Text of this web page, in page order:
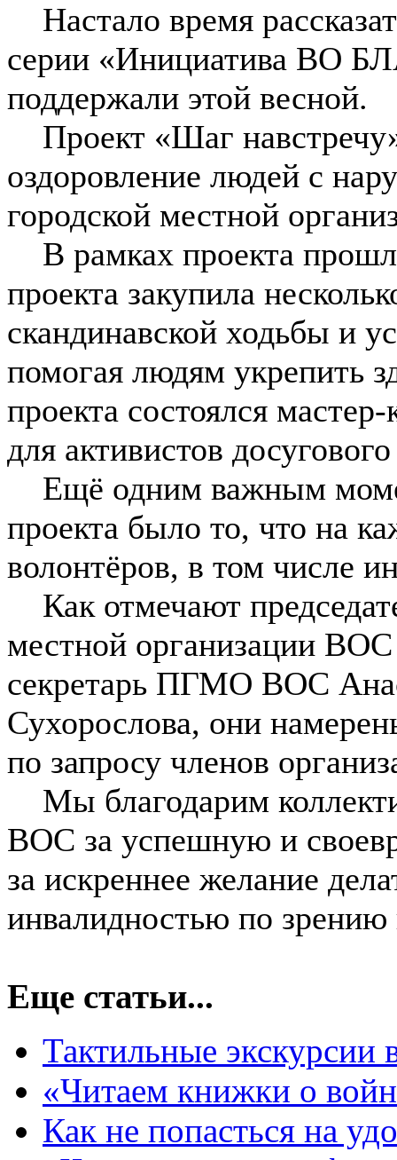
Настало время
серии «Инициатива ВО
поддержали этой весной.
Проект «Шаг
оздоровление людей с
городской местной
В рамках проекта
проекта закупила
скандинавской ходьбы и
помогая людям укрепить
проекта состоялся
для активистов
Ещё одним важным
проекта было то, что на
волонтёров, в том числе
Как отмечают
местной организации
секретарь ПГМО ВОС
Сухорослова, они
по запросу членов
Мы благодарим
ВОС за успешную и
за искреннее желание
инвалидностью по зрению
Еще статьи...
Тактильные экскурсии
«Читаем книжки о
Как не попасться на